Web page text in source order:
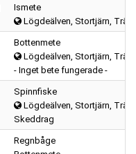
Ismete
Lögdeälven, Stortjärn,
Bottenmete
Lögdeälven, Stortjärn,
- Inget bete fungerade -
Spinnfiske
Lögdeälven, Stortjärn,
Skeddrag
Regnbåge